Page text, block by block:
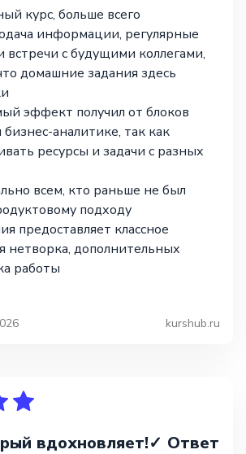
курс, больше всего
информации, регулярные
с будущими коллегами,
домашние задания здесь
эффект получил от блоков
бизнес-аналитике, так как
ресурсы и задачи с разных
всем, кто раньше не был
подходу
предоставляет классное
нетворка, дополнительных
работы
kurshub.ru
вдохновляет!✓ Ответ